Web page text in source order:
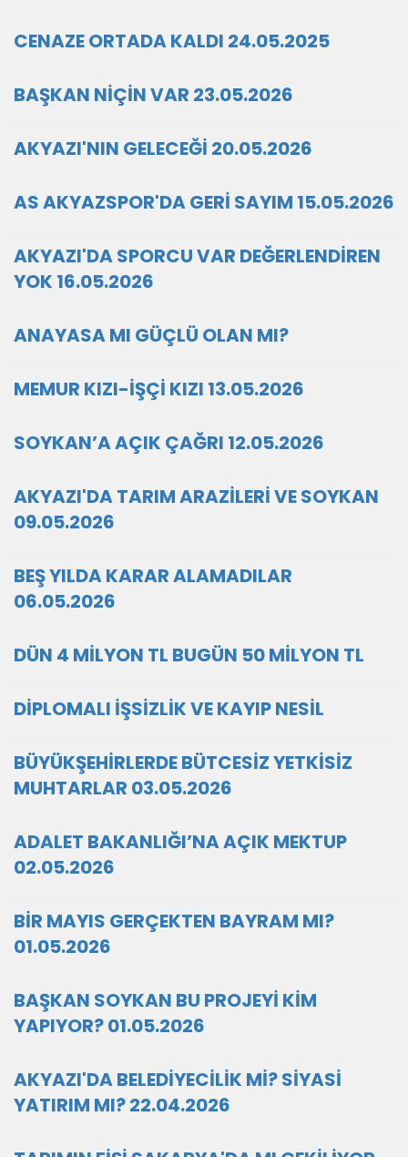
CENAZE ORTADA KALDI 24.05.2025
BAŞKAN NİÇİN VAR 23.05.2026
AKYAZI'NIN GELECEĞİ 20.05.2026
AS AKYAZSPOR'DA GERİ SAYIM 15.05.2026
AKYAZI'DA SPORCU VAR DEĞERLENDİREN
YOK 16.05.2026
ANAYASA MI GÜÇLÜ OLAN MI?
MEMUR KIZI-İŞÇİ KIZI 13.05.2026
SOYKAN’A AÇIK ÇAĞRI 12.05.2026
AKYAZI'DA TARIM ARAZİLERİ VE SOYKAN
09.05.2026
BEŞ YILDA KARAR ALAMADILAR
06.05.2026
DÜN 4 MİLYON TL BUGÜN 50 MİLYON TL
DİPLOMALI İŞSİZLİK VE KAYIP NESİL
BÜYÜKŞEHİRLERDE BÜTCESİZ YETKİSİZ
MUHTARLAR 03.05.2026
ADALET BAKANLIĞI’NA AÇIK MEKTUP
02.05.2026
BİR MAYIS GERÇEKTEN BAYRAM MI?
01.05.2026
BAŞKAN SOYKAN BU PROJEYİ KİM
YAPIYOR? 01.05.2026
AKYAZI'DA BELEDİYECİLİK Mİ? SİYASİ
YATIRIM MI? 22.04.2026